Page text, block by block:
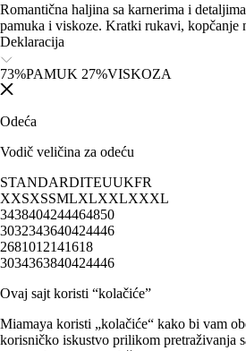
Romantična haljina sa karnerima i
pamuka i viskoze. Kratki rukavi, kopčanje
Deklaracija
73%PAMUK 27%VISKOZA
Odeća
Vodič veličina za odeću
STANDARDITEUUKFR
XXSXSSMLXLXXLXXXL
3438404244464850
3032343640424446
2681012141618
3034363840424446
Ovaj sajt koristi “kolačiće”
Miamaya koristi „kolačiće“ kako bi vam
korisničko iskustvo prilikom pretraživanja